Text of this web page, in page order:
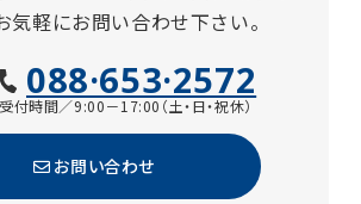
気軽にお問い合わせ下さい。
088·653·2572
受付時間／9:00－17:00（土・日・祝休）
お問い合わせ